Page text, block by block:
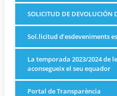
SOLICITUD DE DEVOLUCIÓN
Sol.licitud d’esdeveniments
La temporada 2023/2024 de
aconsegueix el seu equador
Portal de Transparència